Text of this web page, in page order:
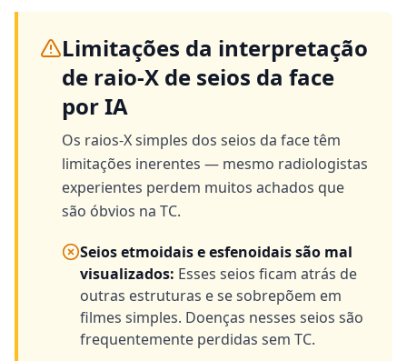
Limitações da interpretação
de raio-X de seios da face
por IA
Os raios-X simples dos seios da face têm
limitações inerentes — mesmo radiologistas
experientes perdem muitos achados que
são óbvios na TC.
Seios etmoidais e esfenoidais são mal
visualizados: Esses seios ficam atrás de
outras estruturas e se sobrepõem em
filmes simples. Doenças nesses seios são
frequentemente perdidas sem TC.